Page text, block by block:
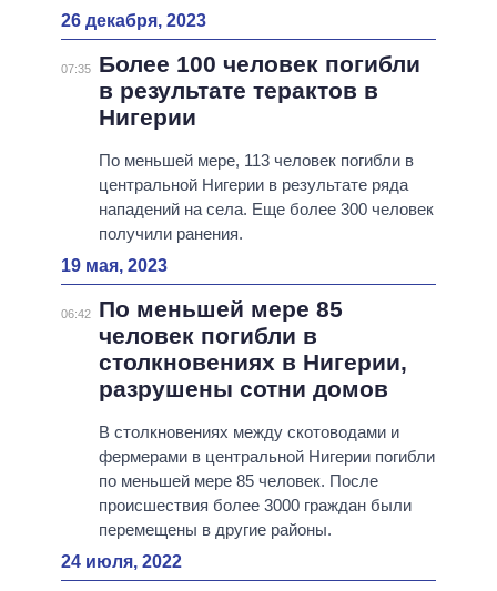
26 декабря, 2023
07:35
Более 100 человек погибли
в результате терактов в
Нигерии
По меньшей мере, 113 человек погибли в
центральной Нигерии в результате ряда
нападений на села. Еще более 300 человек
получили ранения.
19 мая, 2023
06:42
По меньшей мере 85
человек погибли в
столкновениях в Нигерии,
разрушены сотни домов
В столкновениях между скотоводами и
фермерами в центральной Нигерии погибли
по меньшей мере 85 человек. После
происшествия более 3000 граждан были
перемещены в другие районы.
24 июля, 2022